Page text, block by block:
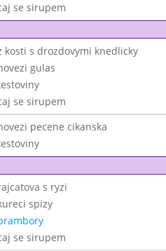
se sirupem
kosti s drozdovymi knedlicky
gulas
se sirupem
pecene cikanska
s ryzi
spizy
se sirupem